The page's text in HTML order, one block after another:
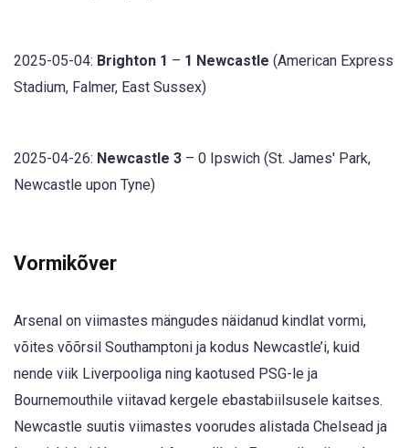
2025-05-04: Brighton 1 – 1 Newcastle (American Express
Stadium, Falmer, East Sussex)
2025-04-26: Newcastle 3 – 0 Ipswich (St. James' Park,
Newcastle upon Tyne)
Vormikõver
Arsenal on viimastes mängudes näidanud kindlat vormi,
võites võõrsil Southamptoni ja kodus Newcastle’i, kuid
nende viik Liverpooliga ning kaotused PSG-le ja
Bournemouthile viitavad kergele ebastabiilsusele kaitses.
Newcastle suutis viimastes voorudes alistada Chelsead ja